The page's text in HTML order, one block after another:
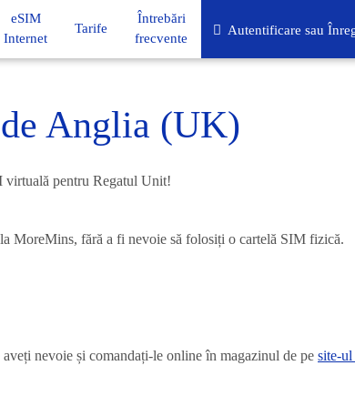
eSIM
Internet
Tarife
Întrebări
frecvente
Autentificare sau
Anglia (UK)
virtuală pentru Regatul Unit!
MoreMins, fără a fi nevoie să folosiți o cartelă SIM fizică.
nevoie și comandați-le online în magazinul de pe site-ul